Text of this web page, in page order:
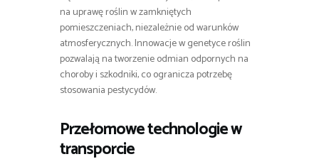
na uprawę roślin w zamkniętych
pomieszczeniach, niezależnie od warunków
atmosferycznych. Innowacje w genetyce roślin
pozwalają na tworzenie odmian odpornych na
choroby i szkodniki, co ogranicza potrzebę
stosowania pestycydów.
Przełomowe technologie w
transporcie